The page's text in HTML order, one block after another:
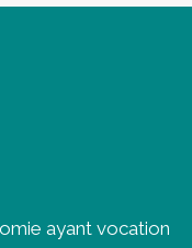
ayant vocation